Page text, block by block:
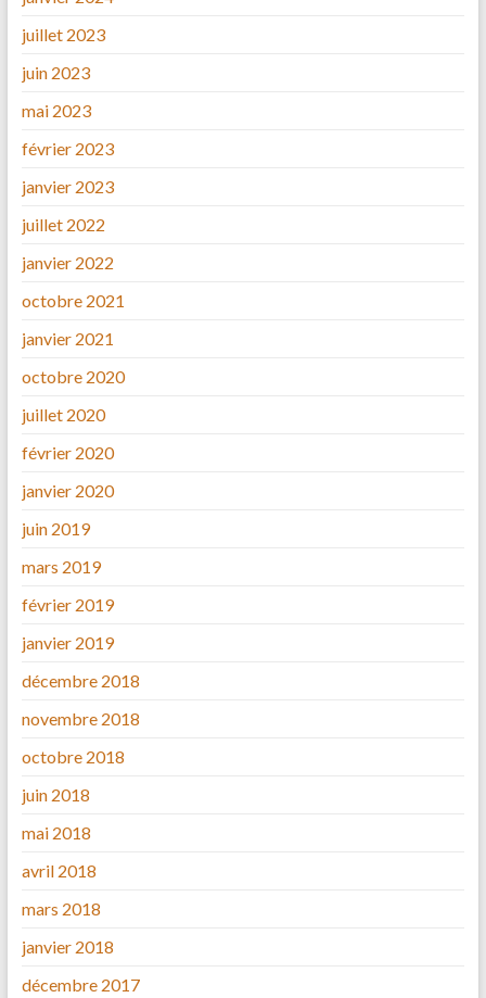
juillet 2023
juin 2023
mai 2023
février 2023
janvier 2023
juillet 2022
janvier 2022
octobre 2021
janvier 2021
octobre 2020
juillet 2020
février 2020
janvier 2020
juin 2019
mars 2019
février 2019
janvier 2019
décembre 2018
novembre 2018
octobre 2018
juin 2018
mai 2018
avril 2018
mars 2018
janvier 2018
décembre 2017